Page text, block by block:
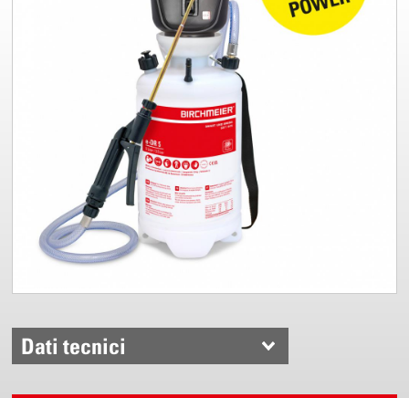
Dati tecnici